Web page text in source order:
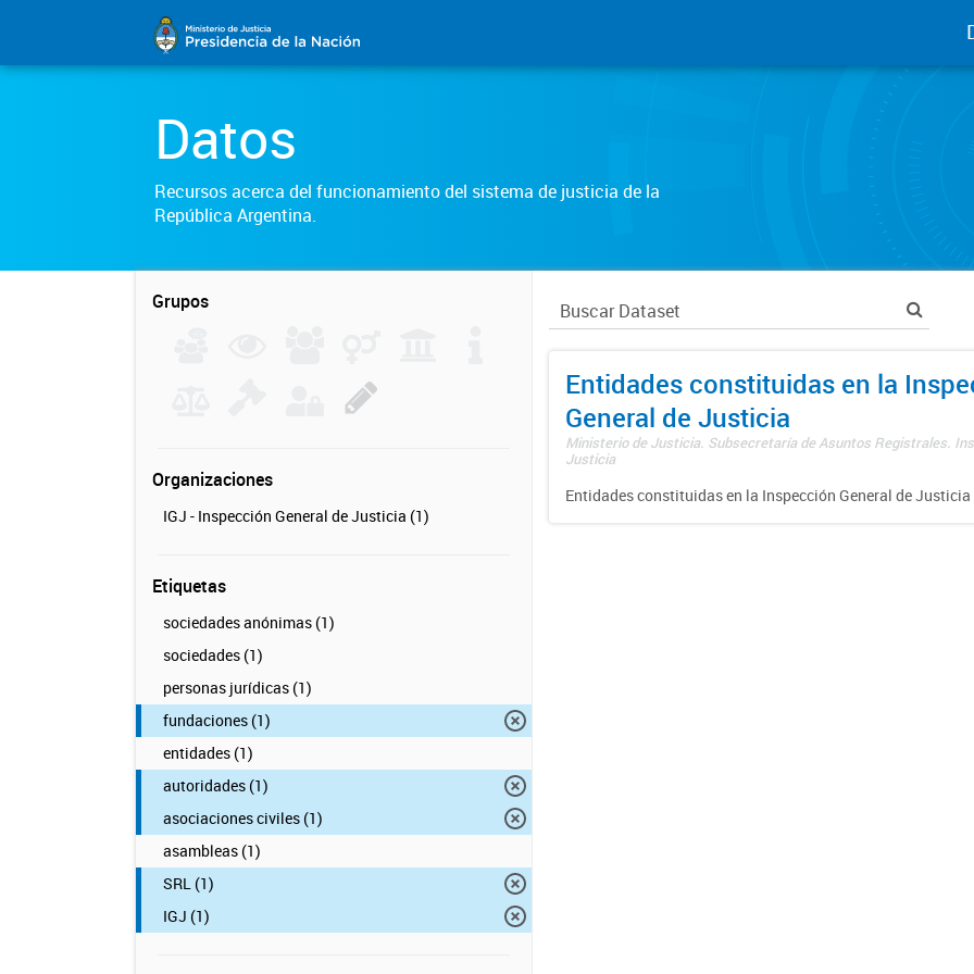
Datos
Recursos acerca del funcionamiento del sistema de justicia de la
República Argentina.
Grupos
Organizaciones
IGJ - Inspección General de Justicia (1)
Etiquetas
sociedades anónimas (1)
sociedades (1)
personas jurídicas (1)
fundaciones (1)
entidades (1)
autoridades (1)
asociaciones civiles (1)
asambleas (1)
SRL (1)
IGJ (1)
Entidades constituidas en la
General de Justicia
Ministerio de Justicia. Subsecretaría de Asuntos Registrales.
Justicia
Entidades constituidas en la Inspección General de Justicia